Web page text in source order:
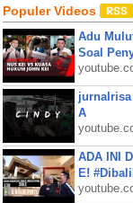
Populer Videos
Adu
Soal
jurnalrisa
A
ADA INI
E!